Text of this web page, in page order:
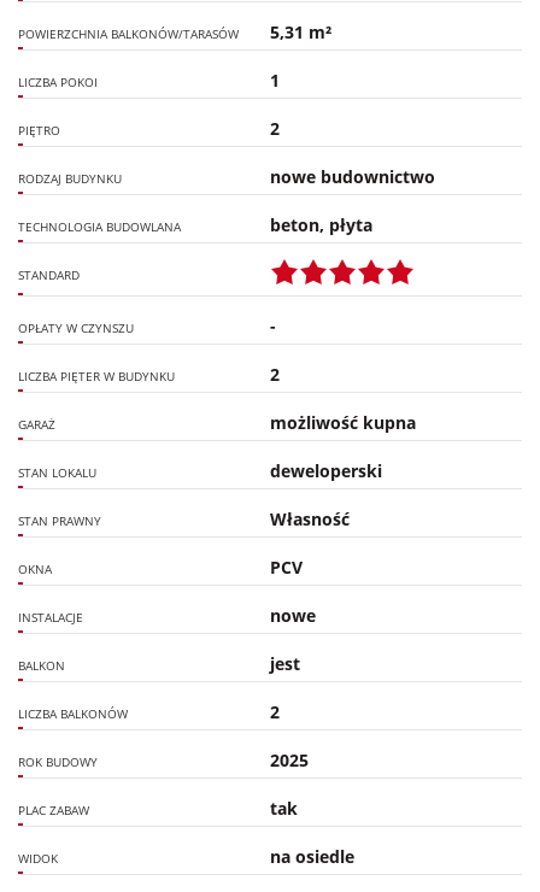
POWIERZCHNIA BALKONÓW/TARASÓW 5,31 m²
LICZBA POKOI 1
PIĘTRO 2
RODZAJ BUDYNKU nowe budownictwo
TECHNOLOGIA BUDOWLANA beton, płyta
STANDARD
OPŁATY W CZYNSZU -
LICZBA PIĘTER W BUDYNKU 2
GARAŻ możliwość kupna
STAN LOKALU deweloperski
STAN PRAWNY Własność
OKNA PCV
INSTALACJE nowe
BALKON jest
LICZBA BALKONÓW 2
ROK BUDOWY 2025
PLAC ZABAW tak
WIDOK na osiedle